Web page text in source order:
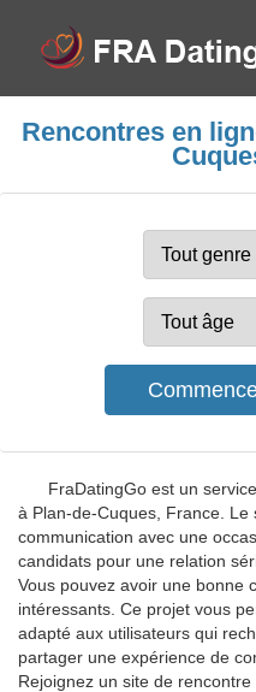
Rencontres en
FraDatingGo est un
à Plan-de-Cuques, France.
communication avec une
candidats pour une relation
Vous pouvez avoir une bonne
intéressants. Ce projet vous
adapté aux utilisateurs qui
partager une expérience de
Rejoignez un site de